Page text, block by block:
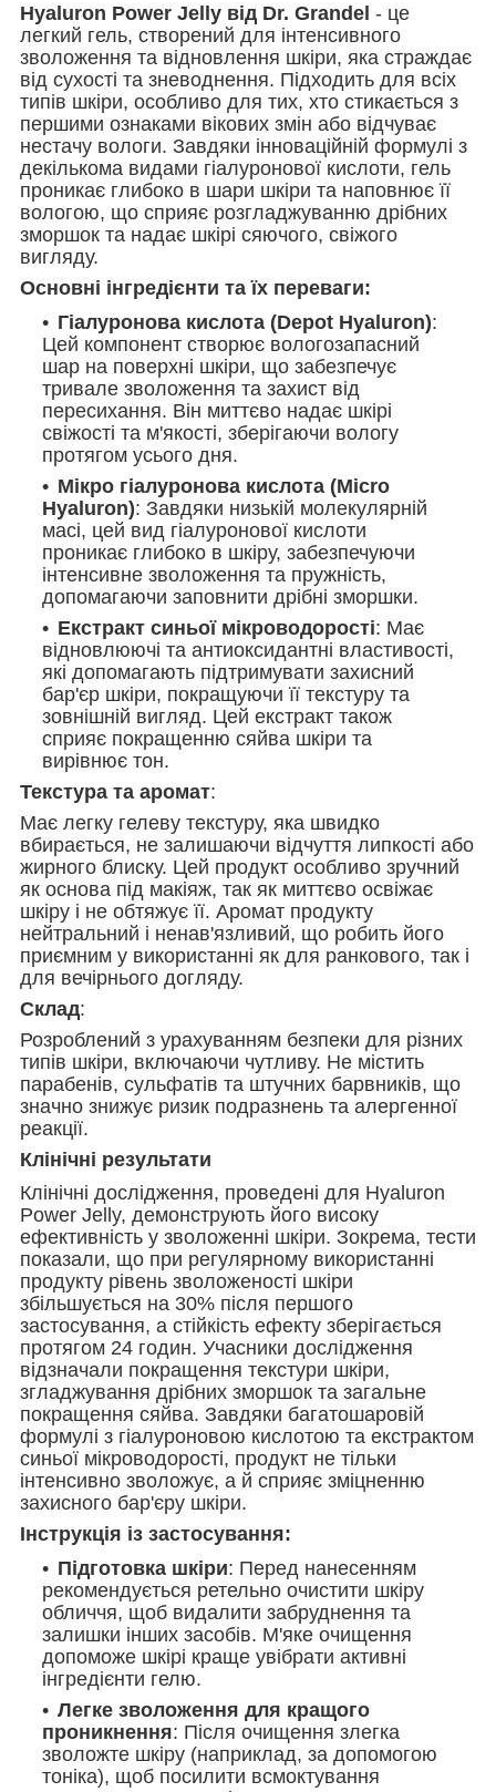
Hyaluron Power Jelly від Dr. Grandel - це
легкий гель, створений для інтенсивного
зволоження та відновлення шкіри, яка страждає
від сухості та зневоднення. Підходить для всіх
типів шкіри, особливо для тих, хто стикається з
першими ознаками вікових змін або відчуває
нестачу вологи. Завдяки інноваційній формулі з
декількома видами гіалуронової кислоти, гель
проникає глибоко в шари шкіри та наповнює її
вологою, що сприяє розгладжуванню дрібних
зморшок та надає шкірі сяючого, свіжого
вигляду.
Основні інгредієнти та їх переваги:
Гіалуронова кислота (Depot Hyaluron):
Цей компонент створює вологозапасний
шар на поверхні шкіри, що забезпечує
тривале зволоження та захист від
пересихання. Він миттєво надає шкірі
свіжості та м'якості, зберігаючи вологу
протягом усього дня.
Мікро гіалуронова кислота (Micro
Hyaluron): Завдяки низькій молекулярній
масі, цей вид гіалуронової кислоти
проникає глибоко в шкіру, забезпечуючи
інтенсивне зволоження та пружність,
допомагаючи заповнити дрібні зморшки.
Екстракт синьої мікроводорості: Має
відновлюючі та антиоксидантні властивості,
які допомагають підтримувати захисний
бар'єр шкіри, покращуючи її текстуру та
зовнішній вигляд. Цей екстракт також
сприяє покращенню сяйва шкіри та
вирівнює тон.
Текстура та аромат:
Має легку гелеву текстуру, яка швидко
вбирається, не залишаючи відчуття липкості або
жирного блиску. Цей продукт особливо зручний
як основа під макіяж, так як миттєво освіжає
шкіру і не обтяжує її. Аромат продукту
нейтральний і ненав'язливий, що робить його
приємним у використанні як для ранкового, так і
для вечірнього догляду.
Склад:
Розроблений з урахуванням безпеки для різних
типів шкіри, включаючи чутливу. Не містить
парабенів, сульфатів та штучних барвників, що
значно знижує ризик подразнень та алергенної
реакції.
Клінічні результати
Клінічні дослідження, проведені для Hyaluron
Power Jelly, демонструють його високу
ефективність у зволоженні шкіри. Зокрема, тести
показали, що при регулярному використанні
продукту рівень зволоженості шкіри
збільшується на 30% після першого
застосування, а стійкість ефекту зберігається
протягом 24 годин. Учасники дослідження
відзначали покращення текстури шкіри,
згладжування дрібних зморшок та загальне
покращення сяйва. Завдяки багатошаровій
формулі з гіалуроновою кислотою та екстрактом
синьої мікроводорості, продукт не тільки
інтенсивно зволожує, а й сприяє зміцненню
захисного бар'єру шкіри.
Інструкція із застосування:
Підготовка шкіри: Перед нанесенням
рекомендується ретельно очистити шкіру
обличчя, щоб видалити забруднення та
залишки інших засобів. М'яке очищення
допоможе шкірі краще увібрати активні
інгредієнти гелю.
Легке зволоження для кращого
проникнення: Після очищення злегка
зволожте шкіру (наприклад, за допомогою
тоніка), щоб посилити всмоктування